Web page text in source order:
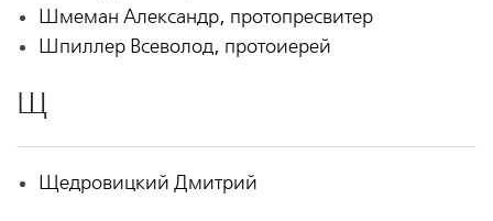
Шмеман Александр, протопресвитер
Шпиллер Всеволод, протоиерей
Щ
Щедровицкий Дмитрий